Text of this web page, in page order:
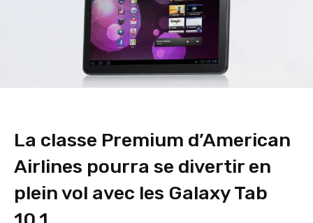
La classe Premium d’American
Airlines pourra se divertir en
plein vol avec les Galaxy Tab